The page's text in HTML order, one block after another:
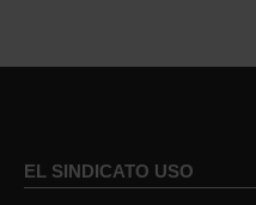
EL SINDICATO USO